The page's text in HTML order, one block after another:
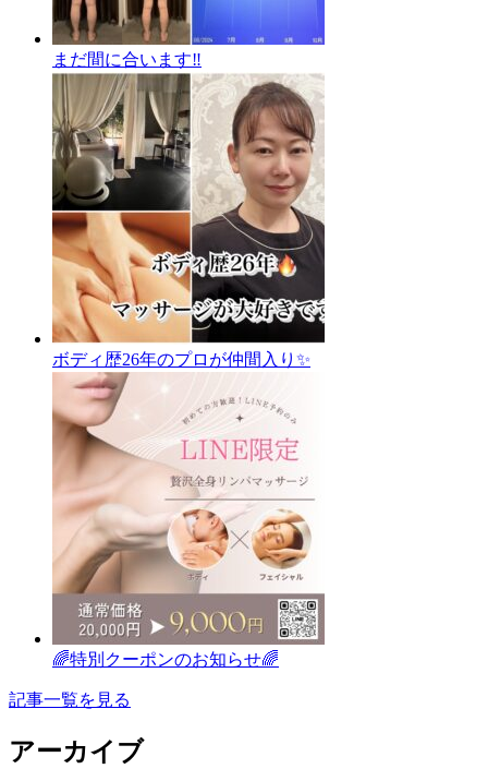
まだ間に合います‼️
ボディ歴26年のプロが仲間入り✨
🌈特別クーポンのお知らせ🌈
記事一覧を見る
アーカイブ